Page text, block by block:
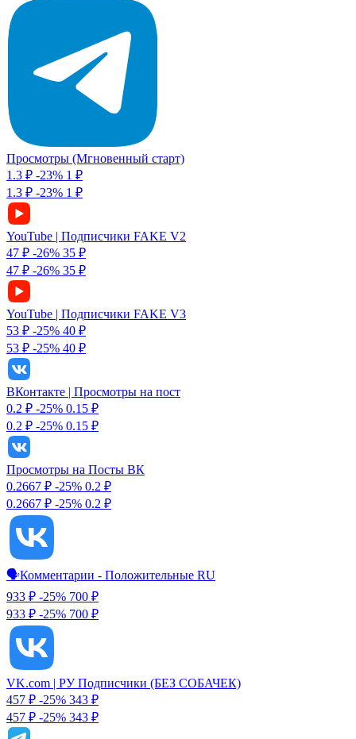
Просмотры (Мгновенный старт)
1.3 ₽ -23% 1 ₽
1.3 ₽ -23% 1 ₽
YouTube | Подписчики FAKE V2
47 ₽ -26% 35 ₽
47 ₽ -26% 35 ₽
YouTube | Подписчики FAKE V3
53 ₽ -25% 40 ₽
53 ₽ -25% 40 ₽
ВКонтакте | Просмотры на пост
0.2 ₽ -25% 0.15 ₽
0.2 ₽ -25% 0.15 ₽
Просмотры на Посты ВК
0.2667 ₽ -25% 0.2 ₽
0.2667 ₽ -25% 0.2 ₽
🗣Комментарии - Положительные RU
933 ₽ -25% 700 ₽
933 ₽ -25% 700 ₽
VK.com | РУ Подписчики (БЕЗ СОБАЧЕК)
457 ₽ -25% 343 ₽
457 ₽ -25% 343 ₽